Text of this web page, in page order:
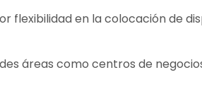
flexibilidad en la colocación de
áreas como centros de